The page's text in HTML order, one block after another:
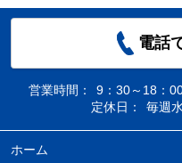
電話
営業時間：
9：30～18：
定休日：
毎週
ホーム